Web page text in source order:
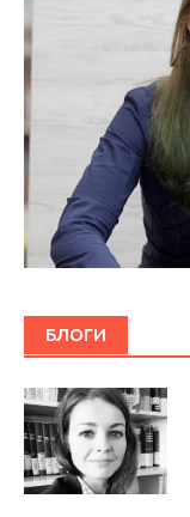
БЛОГИ